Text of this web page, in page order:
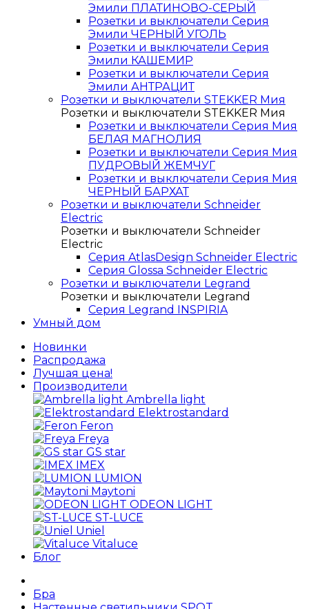
Эмили ПЛАТИНОВО-СЕРЫЙ
Розетки и выключатели Серия
Эмили ЧЕРНЫЙ УГОЛЬ
Розетки и выключатели Серия
Эмили КАШЕМИР
Розетки и выключатели Серия
Эмили АНТРАЦИТ
Розетки и выключатели STEKKER Мия
Розетки и выключатели STEKKER Мия
Розетки и выключатели Серия Мия
БЕЛАЯ МАГНОЛИЯ
Розетки и выключатели Серия Мия
ПУДРОВЫЙ ЖЕМЧУГ
Розетки и выключатели Серия Мия
ЧЕРНЫЙ БАРХАТ
Розетки и выключатели Schneider
Electric
Розетки и выключатели Schneider
Electric
Серия AtlasDesign Schneider Electric
Серия Glossa Schneider Electric
Розетки и выключатели Legrand
Розетки и выключатели Legrand
Серия Legrand INSPIRIA
Умный дом
Новинки
Распродажа
Лучшая цена!
Производители
Ambrella light
Elektrostandard
Feron
Freya
GS star
IMEX
LUMION
Maytoni
ODEON LIGHT
ST-LUCE
Uniel
Vitaluce
Блог
Бра